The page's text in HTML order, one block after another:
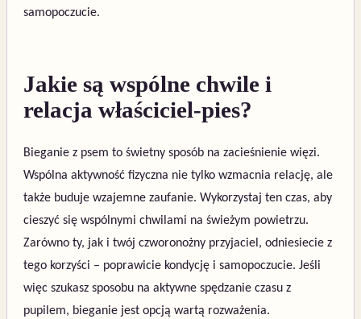
samopoczucie.
Jakie są wspólne chwile i
relacja właściciel-pies?
Bieganie z psem to świetny sposób na zacieśnienie więzi.
Wspólna aktywność fizyczna nie tylko wzmacnia relację, ale
także buduje wzajemne zaufanie. Wykorzystaj ten czas, aby
cieszyć się wspólnymi chwilami na świeżym powietrzu.
Zarówno ty, jak i twój czworonożny przyjaciel, odniesiecie z
tego korzyści – poprawicie kondycję i samopoczucie. Jeśli
więc szukasz sposobu na aktywne spędzanie czasu z
pupilem, bieganie jest opcją wartą rozważenia.